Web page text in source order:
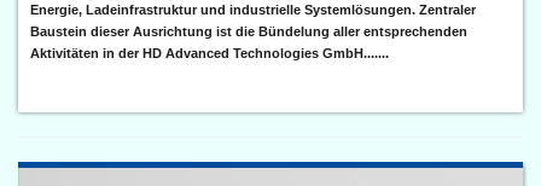
Energie, Ladeinfrastruktur und industrielle Systemlösungen. Zentraler
Baustein dieser Ausrichtung ist die Bündelung aller entsprechenden
Aktivitäten in der HD Advanced Technologies GmbH.......